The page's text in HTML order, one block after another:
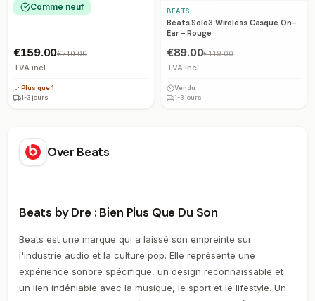
Comme neuf
€159.00€210.00
TVA incl.
Plus que 1
1-3 jours
BEATS
Beats Solo3 Wireless Casque On-
Ear - Rouge
€89.00€119.00
TVA incl.
Vendu
1-3 jours
Over Beats
Beats by Dre : Bien Plus Que Du Son
Beats est une marque qui a laissé son empreinte sur
l'industrie audio et la culture pop. Elle représente une
expérience sonore spécifique, un design reconnaissable et
un lien indéniable avec la musique, le sport et le lifestyle. Un